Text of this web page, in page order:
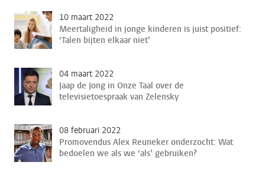
10 maart 2022
Meertaligheid in jonge kinderen is juist positief:
‘Talen bijten elkaar niet’
04 maart 2022
Jaap de Jong in Onze Taal over de
televisietoespraak van Zelensky
08 februari 2022
Promovendus Alex Reuneker onderzocht: Wat
bedoelen we als we ‘als’ gebruiken?